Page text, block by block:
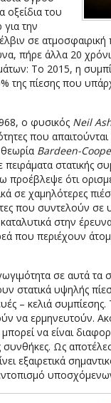
οξείδια του
για την
σε
πήρε άλλα 20
Το 2015, η
της πίεσης που
ο φυσικός Neil
που
Bardeen-
στατικής
προέβλεψε ότι
σε χαμηλότερες
που συντελούν
στην
που περιέχουν
σε αυτά τα
στατικά υψηλής
– κελιά συμπίεσης.
να ερμηνευτούν.
να είναι
Ως
εξαιρετικά